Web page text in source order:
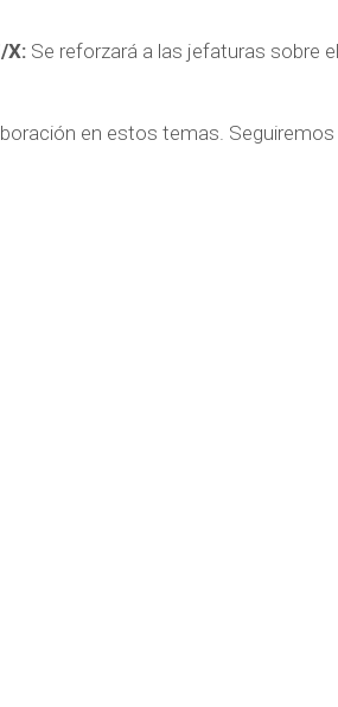
X: Se reforzará a las jefaturas sobre
en estos temas.